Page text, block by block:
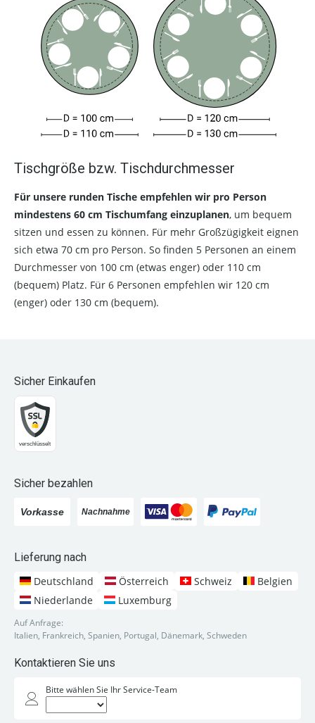
Tischgröße bzw. Tischdurchmesser
Für unsere runden Tische empfehlen wir pro Person
mindestens 60 cm Tischumfang einzuplanen, um bequem
sitzen und essen zu können. Für mehr Großzügigkeit eignen
sich etwa 70 cm pro Person. So finden 5 Personen an einem
Durchmesser von 100 cm (etwas enger) oder 110 cm
(bequem) Platz. Für 6 Personen empfehlen wir 120 cm
(enger) oder 130 cm (bequem).
Sicher Einkaufen
Sicher bezahlen
Lieferung nach
Deutschland
Österreich Schweiz
Belgien
Niederlande
Luxemburg
Auf Anfrage:
Italien, Frankreich, Spanien, Portugal, Dänemark, Schweden
Kontaktieren Sie uns
Bitte wählen Sie Ihr Service-Team